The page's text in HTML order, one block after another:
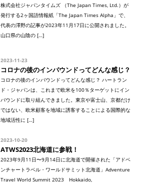
株式会社ジャパンタイムズ （The Japan Times, Ltd.）が
発行する2ヶ国語情報紙「The Japan Times Alpha」で、
代表の澤野の記事が2023年11月17日に公開されました。
山口県の山陰の […]
2023-11-23
コロナの後のインバウンドってどんな感じ？
コロナの後のインバウンドってどんな感じ？ ハートラン
ド・ジャパンは、これまで欧米を100％ターゲットにイン
バウンドに取り組んできました。東京や富士山、京都だけ
ではない、欧米顧客を地域に誘客することによる国際的な
地域活性に […]
2023-10-20
ATWS2023北海道に参戦！
2023年9月11日〜9月14日に北海道で開催された「アドベ
ンチャートラベル・ワールドサミット北海道」Adventure
Travel World Summit 2023 Hokkaido,